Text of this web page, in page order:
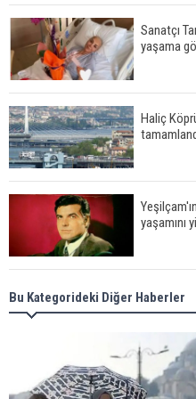
Sanatçı
yaşama
Haliç
yaşamını
Meral
29 Mayıs
Bu Kategorideki Diğer Haberler